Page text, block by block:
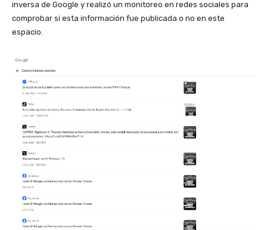
inversa de Google y realizó un monitoreo en redes sociales para
comprobar si esta información fue publicada o no en este
espacio.